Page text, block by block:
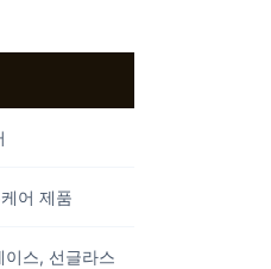
어 제품
이스, 선글라스